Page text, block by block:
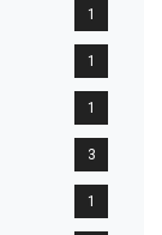
1
1
1
3
1